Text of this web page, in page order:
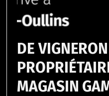
DE
MAGASIN